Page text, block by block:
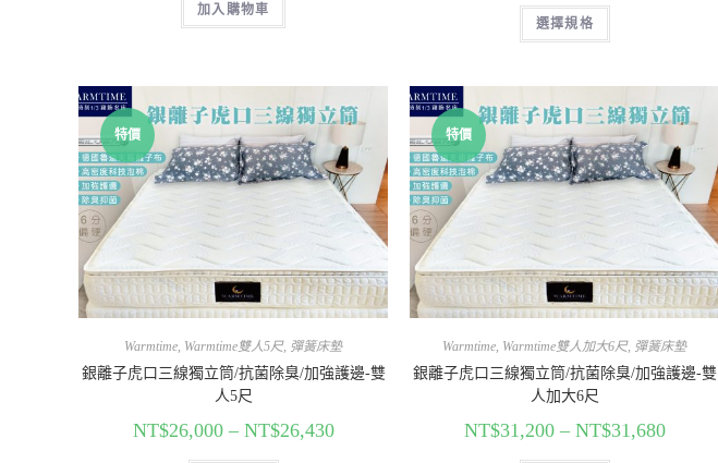
加入購物車
選擇規格
特價
Warmtime, Warmtime雙人5尺, 彈簧床墊
銀離子虎口三線獨立筒/抗菌除臭/加強護邊-雙
人5尺
NT$26,000– NT$26,430
特價
Warmtime, Warmtime雙人加大6尺, 彈簧床墊
銀離子虎口三線獨立筒/抗菌除臭/加強護邊-雙
人加大6尺
NT$31,200– NT$31,680